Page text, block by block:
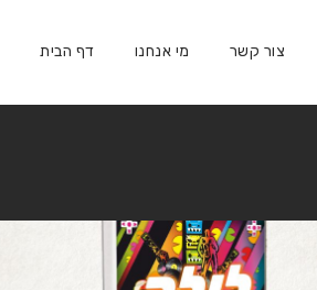
דף הבית מי אנחנו צור קשר